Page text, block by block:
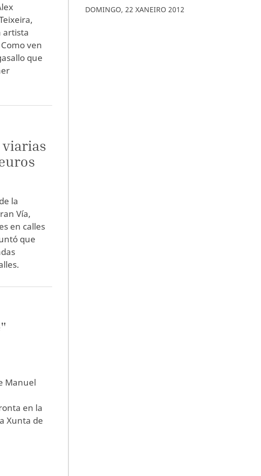
artista
ven
que
la
Vía,
en calles
que
Manuel
en la
Xunta de
DOMINGO, 22 XANEIRO 2012